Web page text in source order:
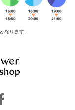
なります。